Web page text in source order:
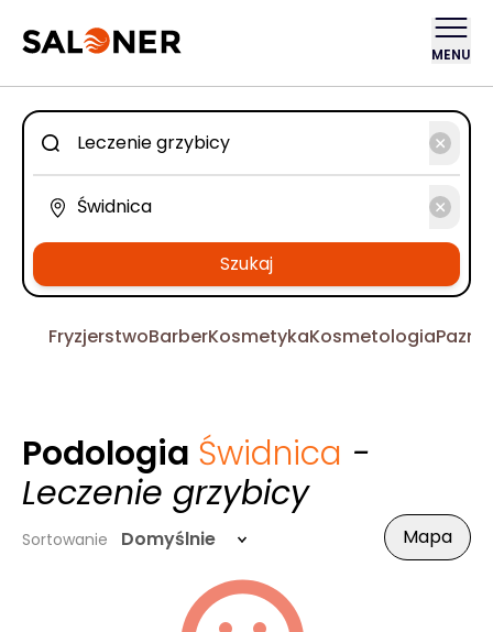
MENU
Szukaj
FryzjerstwoBarberKosmetykaKosmetologia
Podologia Świdnica -
Leczenie grzybicy
Sortowanie Domyślnie Mapa